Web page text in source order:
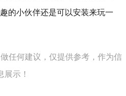
的小伙伴还是可以安装来玩一
任何建议，仅提供参考，作为信
展示！